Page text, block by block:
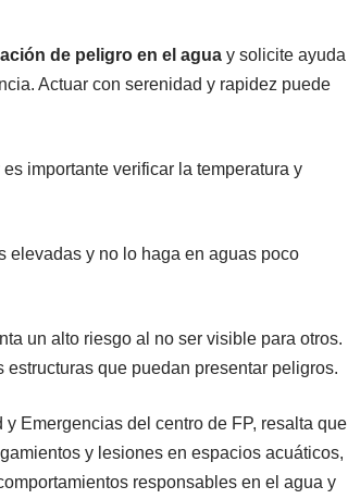
de peligro en el agua y solicite ayuda
Actuar con serenidad y rapidez puede
es importante verificar la temperatura y
elevadas y no lo haga en aguas poco
un alto riesgo al no ser visible para otros.
que puedan presentar peligros.
Emergencias del centro de FP, resalta que
y lesiones en espacios acuáticos,
responsables en el agua y